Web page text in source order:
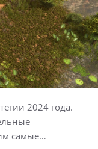
2024 года.
самые…